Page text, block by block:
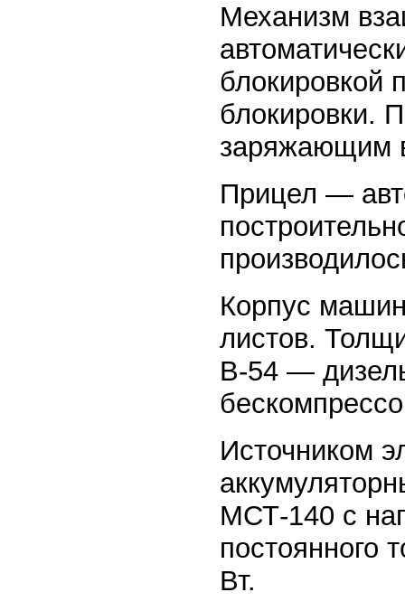
Механизм
блокировкой
блокировки.
заряжающим
Прицел —
Корпус
листов.
В-54 —
Источником
МСТ-140 с
постоянного
Вт.